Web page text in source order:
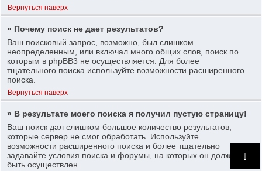
↓
Вернуться наверх
» Почему поиск не дает результатов?
Ваш поисковый запрос, возможно, был слишком
неопределенным, или включал много общих слов, поиск по
которым в phpBB3 не осуществляется. Для более
тщательного поиска используйте возможности расширенного
поиска.
Вернуться наверх
» В результате моего поиска я получил пустую страницу!
Ваш поиск дал слишком большое количество результатов,
которые сервер не смог обработать. Используйте
возможности расширенного поиска и более тщательно
задавайте условия поиска и форумы, на которых он должен
быть осуществлен.